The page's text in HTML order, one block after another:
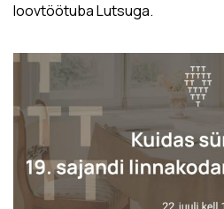
loovtöötuba Lutsuga.